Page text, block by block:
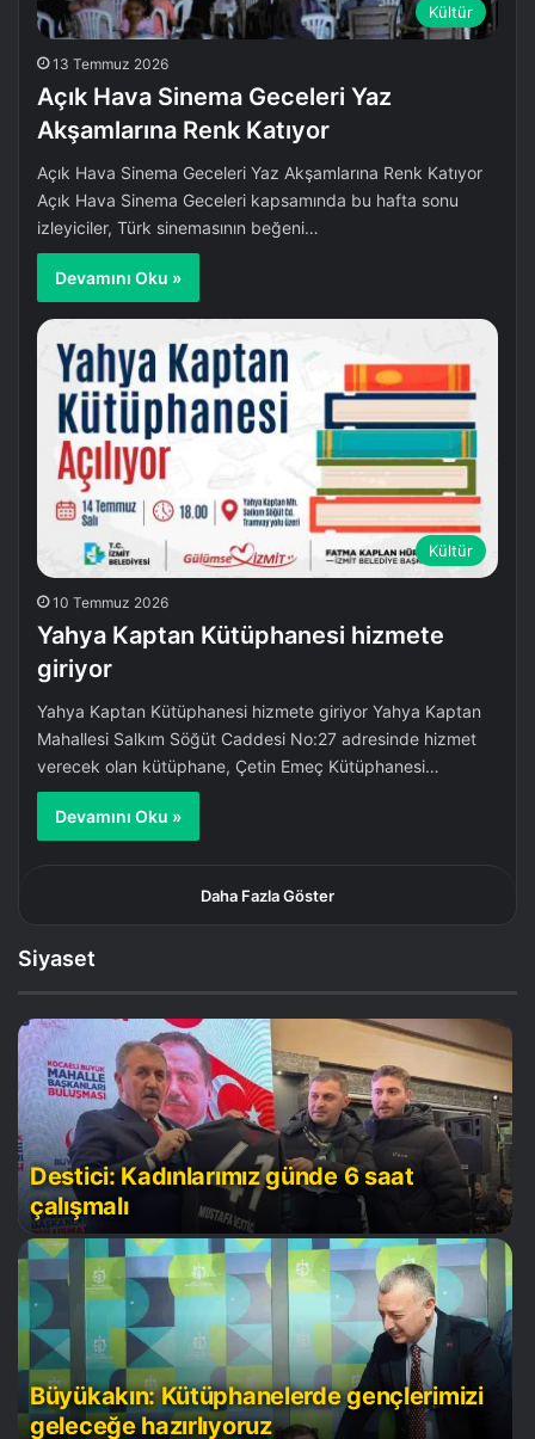
Kültür
13 Temmuz 2026
Açık Hava Sinema Geceleri Yaz
Akşamlarına Renk Katıyor
Açık Hava Sinema Geceleri Yaz Akşamlarına Renk Katıyor
Açık Hava Sinema Geceleri kapsamında bu hafta sonu
izleyiciler, Türk sinemasının beğeni…
Devamını Oku »
Kültür
10 Temmuz 2026
Yahya Kaptan Kütüphanesi hizmete
giriyor
Yahya Kaptan Kütüphanesi hizmete giriyor Yahya Kaptan
Mahallesi Salkım Söğüt Caddesi No:27 adresinde hizmet
verecek olan kütüphane, Çetin Emeç Kütüphanesi…
Devamını Oku »
Daha Fazla Göster
Siyaset
Destici: Kadınlarımız günde 6 saat
çalışmalı
Büyükakın: Kütüphanelerde gençlerimizi
geleceğe hazırlıyoruz